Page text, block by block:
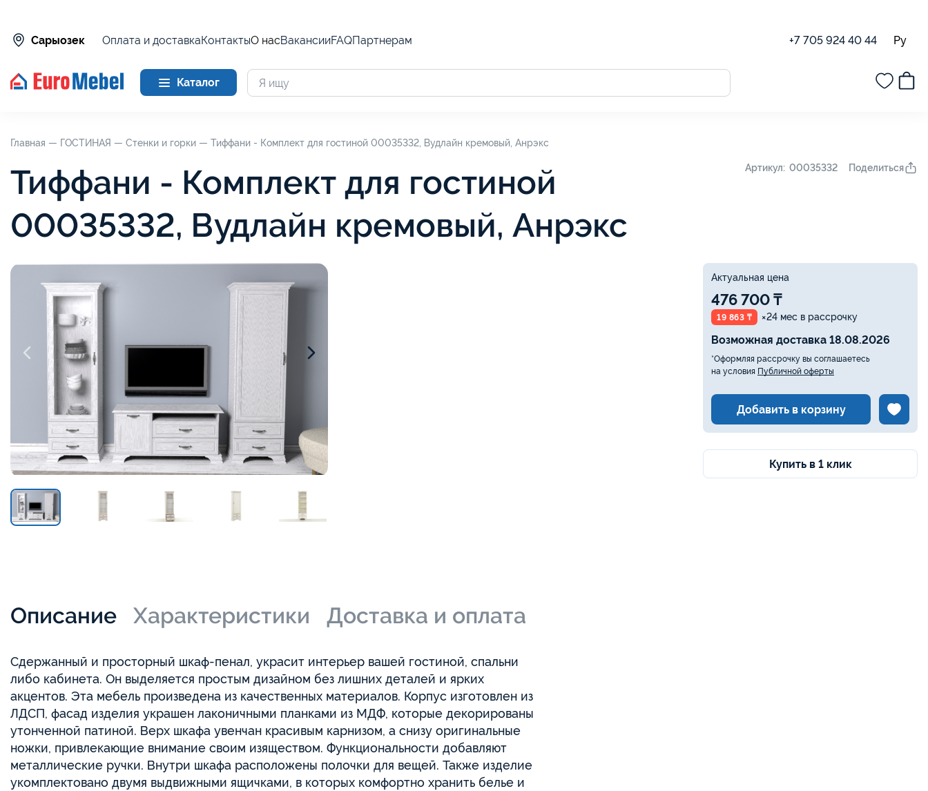
Сарыозек Оплата и доставкаКонтактыО насВакансииFAQПартнерам +7 705 924 40 44 Ру
Каталог
Главная — ГОСТИНАЯ — Стенки и горки — Тиффани - Комплект для гостиной 00035332, Вудлайн кремовый, Анрэкс
Тиффани - Комплект для гостиной
00035332, Вудлайн кремовый, Анрэкс
Артикул: 00035332 Поделиться
Актуальная цена
476 700 ₸
19 863 ₸ ×24 мес в рассрочку
Возможная доставка 18.08.2026
*Оформляя рассрочку вы соглашаетесь
на условия Публичной оферты
Добавить в корзину
Купить в 1 клик
Описание Характеристики Доставка и оплата
Сдержанный и просторный шкаф-пенал, украсит интерьер вашей гостиной, спальни
либо кабинета. Он выделяется простым дизайном без лишних деталей и ярких
акцентов. Эта мебель произведена из качественных материалов. Корпус изготовлен из
ЛДСП, фасад изделия украшен лаконичными планками из МДФ, которые декорированы
утонченной патиной. Верх шкафа увенчан красивым карнизом, а снизу оригинальные
ножки, привлекающие внимание своим изяществом. Функциональности добавляют
металлические ручки. Внутри шкафа расположены полочки для вещей. Также изделие
укомплектовано двумя выдвижными ящичками, в которых комфортно хранить белье и